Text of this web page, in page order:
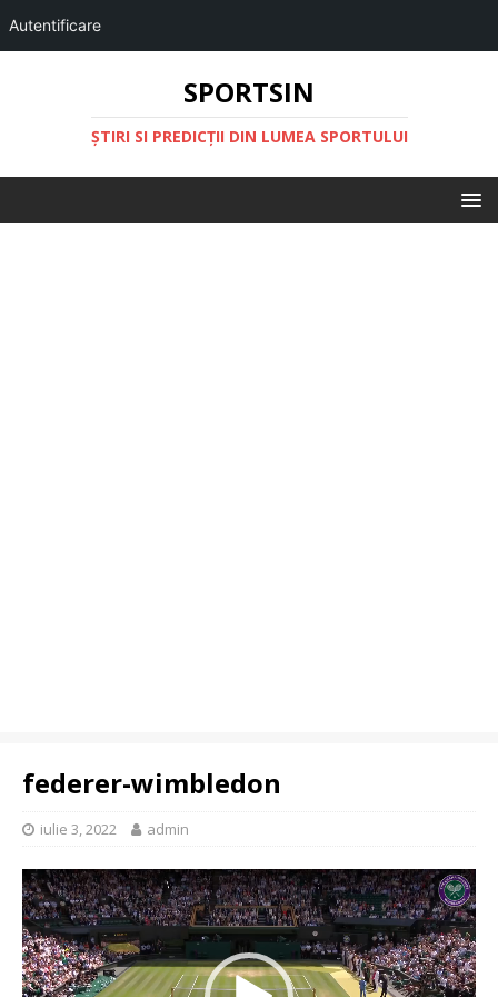
Autentificare
SPORTSIN
ŞTIRI SI PREDICŢII DIN LUMEA SPORTULUI
federer-wimbledon
iulie 3, 2022 admin
Player
video